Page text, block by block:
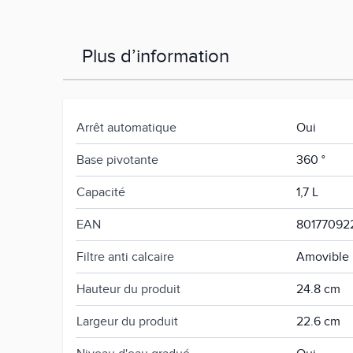
Plus d’information
Arrêt automatique Oui
Base pivotante 360 °
Capacité 1,7 L
EAN
Filtre anti calcaire Amovible
Hauteur du produit 24.8 cm
Largeur du produit 22.6 cm